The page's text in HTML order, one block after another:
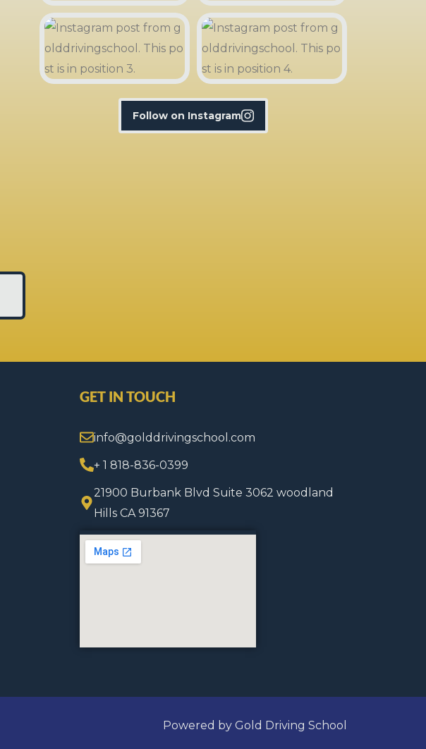
Follow on Instagram
GET IN TOUCH
info@golddrivingschool.com
+ 1 818-836-0399
21900 Burbank Blvd Suite 3062 woodland
Hills CA 91367
Powered by Gold Driving School